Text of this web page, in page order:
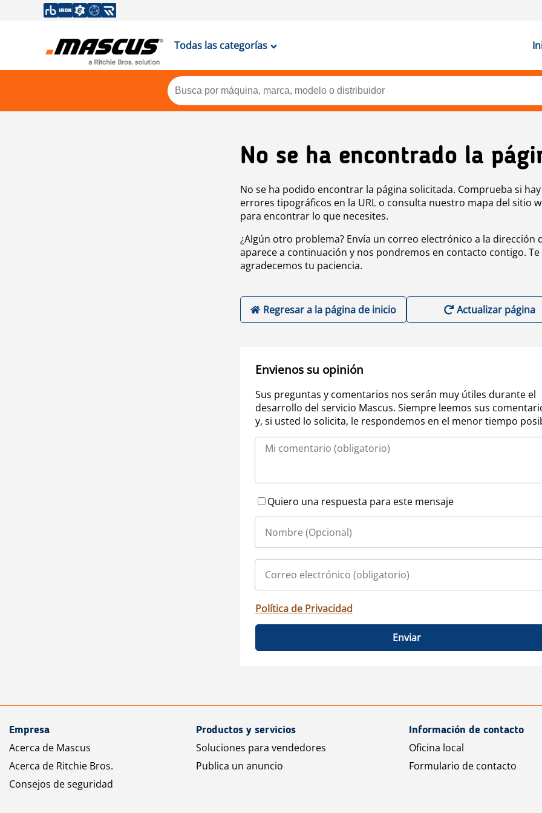
Todas las categorías
No se ha encontrado la
No se ha podido encontrar la página solicitada. Comprueba si hay
errores tipográficos en la URL o consulta nuestro mapa del sitio
para encontrar lo que necesites.
¿Algún otro problema? Envía un correo electrónico a la dirección
aparece a continuación y nos pondremos en contacto contigo. Te
agradecemos tu paciencia.
Regresar a la página de inicio Actualizar página
Envienos su opinión
Sus preguntas y comentarios nos serán muy útiles durante el
desarrollo del servicio Mascus. Siempre leemos sus
y, si usted lo solicita, le respondemos en el menor tiempo
Quiero una respuesta para este mensaje
Política de Privacidad
Enviar
Empresa
Acerca de Mascus
Acerca de Ritchie Bros.
Consejos de seguridad
Productos y servicios
Soluciones para vendedores
Publica un anuncio
Información de contacto
Oficina local
Formulario de contacto